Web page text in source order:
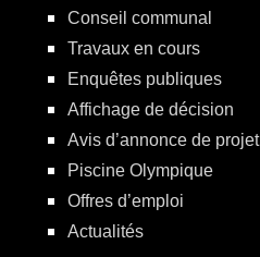
Conseil communal
Travaux en cours
Enquêtes publiques
Affichage de décision
Avis d’annonce de projet
Piscine Olympique
Offres d’emploi
Actualités